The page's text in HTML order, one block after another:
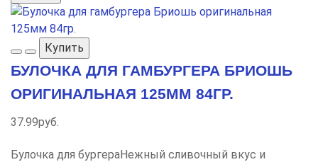
Купить
БУЛОЧКА ДЛЯ ГАМБУРГЕРА БРИОШЬ
ОРИГИНАЛЬНАЯ 125ММ 84ГР.
37.99руб.
Булочка для бургераНежный сливочный вкус и